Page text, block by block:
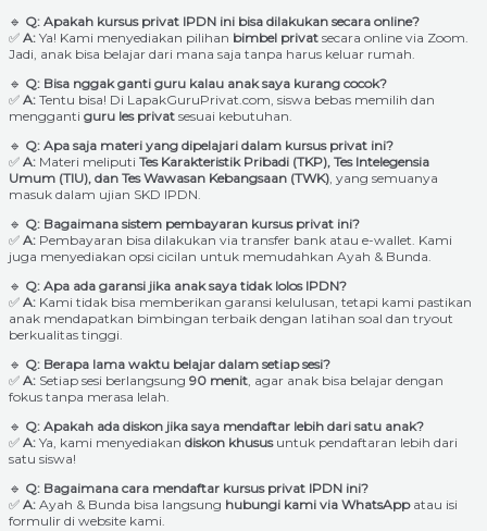
🔹 Q: Apakah kursus privat IPDN ini bisa dilakukan secara online?
✅ A: Ya! Kami menyediakan pilihan bimbel privat secara online via Zoom.
Jadi, anak bisa belajar dari mana saja tanpa harus keluar rumah.
🔹 Q: Bisa nggak ganti guru kalau anak saya kurang cocok?
✅ A: Tentu bisa! Di LapakGuruPrivat.com, siswa bebas memilih dan
mengganti guru les privat sesuai kebutuhan.
🔹 Q: Apa saja materi yang dipelajari dalam kursus privat ini?
✅ A: Materi meliputi Tes Karakteristik Pribadi (TKP), Tes Intelegensia
Umum (TIU), dan Tes Wawasan Kebangsaan (TWK), yang semuanya
masuk dalam ujian SKD IPDN.
🔹 Q: Bagaimana sistem pembayaran kursus privat ini?
✅ A: Pembayaran bisa dilakukan via transfer bank atau e-wallet. Kami
juga menyediakan opsi cicilan untuk memudahkan Ayah & Bunda.
🔹 Q: Apa ada garansi jika anak saya tidak lolos IPDN?
✅ A: Kami tidak bisa memberikan garansi kelulusan, tetapi kami pastikan
anak mendapatkan bimbingan terbaik dengan latihan soal dan tryout
berkualitas tinggi.
🔹 Q: Berapa lama waktu belajar dalam setiap sesi?
✅ A: Setiap sesi berlangsung 90 menit, agar anak bisa belajar dengan
fokus tanpa merasa lelah.
🔹 Q: Apakah ada diskon jika saya mendaftar lebih dari satu anak?
✅ A: Ya, kami menyediakan diskon khususuntuk pendaftaran lebih dari
satu siswa!
🔹 Q: Bagaimana cara mendaftar kursus privat IPDN ini?
✅ A: Ayah & Bunda bisa langsung hubungi kami via WhatsAppatau isi
formulir di website kami.